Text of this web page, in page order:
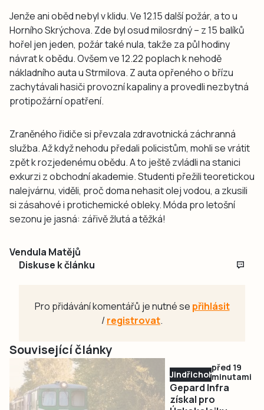
Jenže ani oběd nebyl v klidu. Ve 12.15 další požár, a to u
Horního Skrýchova. Zde byl osud milosrdný – z 15 balíků
hořel jen jeden, požár také nula, takže za půl hodiny
návrat k obědu. Ovšem ve 12.22 poplach k nehodě
nákladního auta u Strmilova. Z auta opřeného o břízu
zachytávali hasiči provozní kapaliny a provedli nezbytná
protipožární opatření.
Zraněného řidiče si převzala zdravotnická záchranná
služba. Až když nehodu předali policistům, mohli se vrátit
zpět k rozjedenému obědu. A to ještě zvládli na stanici
exkurzi z obchodní akademie. Studenti přežili teoretickou
nalejvárnu, viděli, proč doma nehasit olej vodou, a zkusili
si zásahové i protichemické obleky. Móda pro letošní
sezonu je jasná: zářivě žlutá a těžká!
Vendula Matějů
Diskuse k článku
Pro přidávání komentářů je nutné se přihlásit
/registrovat.
Související články
Jindřichohradecko
před 19
minutami
Gepard Infra
získal pro